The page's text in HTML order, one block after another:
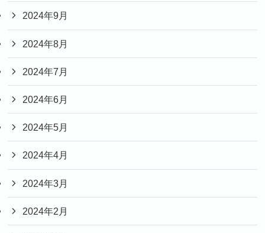
2024年9月
2024年8月
2024年7月
2024年6月
2024年5月
2024年4月
2024年3月
2024年2月